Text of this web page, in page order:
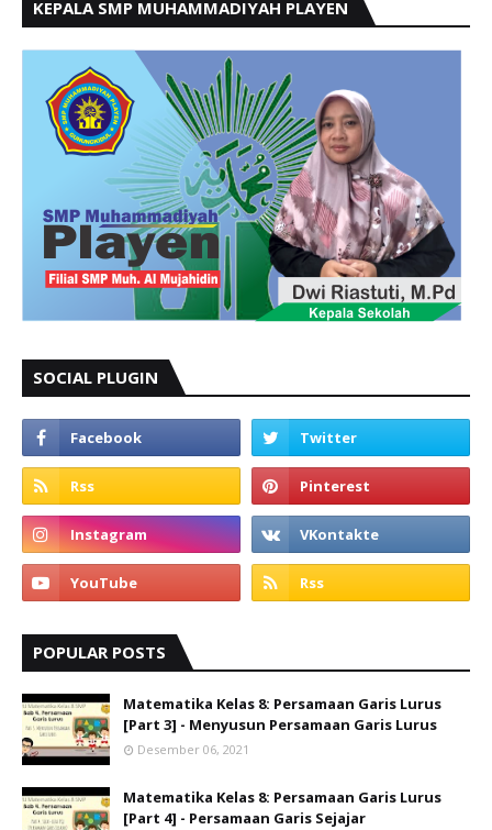
KEPALA SMP MUHAMMADIYAH PLAYEN
SOCIAL PLUGIN
POPULAR POSTS
Matematika Kelas 8: Persamaan Garis Lurus
[Part 3] - Menyusun Persamaan Garis Lurus
Desember 06, 2021
Matematika Kelas 8: Persamaan Garis Lurus
[Part 4] - Persamaan Garis Sejajar